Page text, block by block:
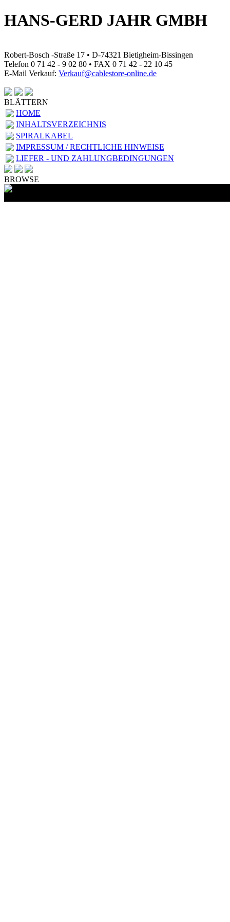
HANS-GERD JAHR GMBH
Robert-Bosch -Straße 17 • D-74321 Bietigheim-Bissingen
Telefon 0 71 42 - 9 02 80 • FAX 0 71 42 - 22 10 45
E-Mail Verkauf: Verkauf@cablestore-online.de
BLÄTTERN
HOME
INHALTSVERZEICHNIS
SPIRALKABEL
IMPRESSUM / RECHTLICHE HINWEISE
LIEFER - UND ZAHLUNGBEDINGUNGEN
BROWSE